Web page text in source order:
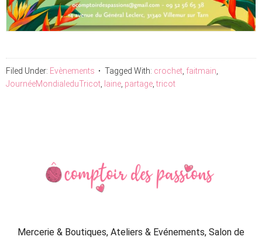
Filed Under: Evènements Tagged With: crochet faitmain
JournéeMondialeduTricot laine partage ,tricot
Sidebar
Mercerie & Boutiques, Ateliers & Evénements, Salon de